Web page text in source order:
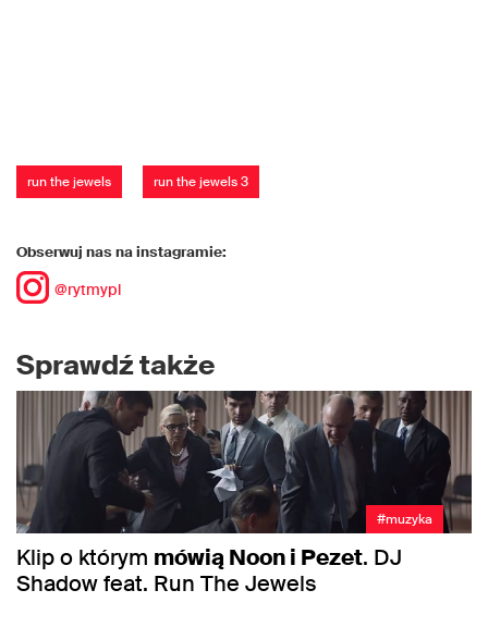
run the jewels run the jewels 3
Obserwuj nas na instagramie:
@rytmypl
Sprawdź także
#muzyka
Klip o którym mówią Noon i Pezet. DJ
Shadow feat. Run The Jewels